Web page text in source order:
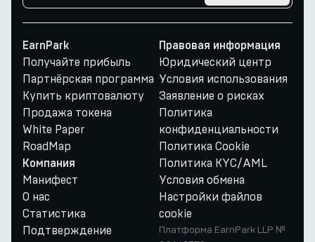
EarnPark
Получайте прибыль
Партнёрская программа
Купить криптовалюту
Продажа токена
White Paper
RoadMap
Компания
Манифест
О нас
Статистика
Подтверждение
Правовая информация
Юридический центр
Условия использования
Заявление о рисках
Политика
конфиденциальности
Политика Cookie
Политика KYC/AML
Условия обмена
Настройки файлов
cookie
Платформа EarnPark LLP №